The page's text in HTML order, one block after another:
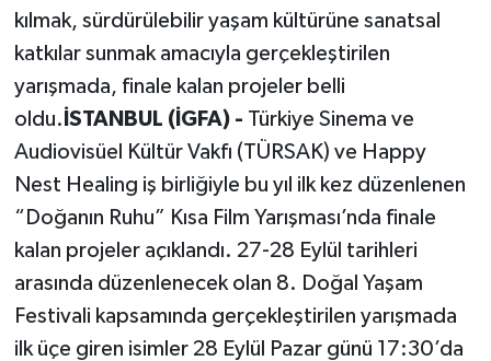
kılmak, sürdürülebilir yaşam kültürüne sanatsal
katkılar sunmak amacıyla gerçekleştirilen
yarışmada, finale kalan projeler belli
oldu. İSTANBUL (İGFA) - Türkiye Sinema ve
Audiovisüel Kültür Vakfı (TÜRSAK) ve Happy
Nest Healing iş birliğiyle bu yıl ilk kez düzenlenen
“Doğanın Ruhu” Kısa Film Yarışması’nda finale
kalan projeler açıklandı. 27-28 Eylül tarihleri
arasında düzenlenecek olan 8. Doğal Yaşam
Festivali kapsamında gerçekleştirilen yarışmada
ilk üçe giren isimler 28 Eylül Pazar günü 17:30’da